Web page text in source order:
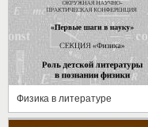
Физика в литературе